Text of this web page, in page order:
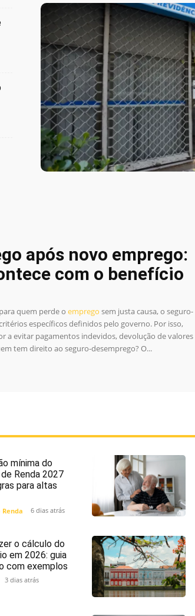
após novo emprego:
com o benefício
quem perde o emprego sem justa causa, o seguro-
específicos definidos pelo governo. Por isso,
a evitar pagamentos indevidos, devolução de valores
tem direito ao seguro-desemprego? O...
mínima do
Renda 2027
para altas
6 dias atrás
o cálculo do
em 2026: guia
com exemplos
3 dias atrás